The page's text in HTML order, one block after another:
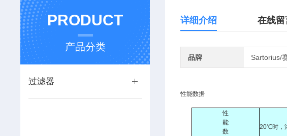
PRODUCT
产品分类
过滤器
详细介绍 在线留
品牌 Sartorius/
性能数据
性
能
数
20℃时，